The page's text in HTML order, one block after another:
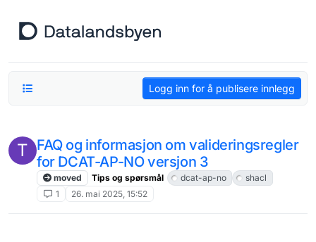
Logg inn for å publisere innlegg
T FAQ og informasjon om valideringsregler
for DCAT-AP-NO versjon 3
moved Tips og spørsmål dcat-ap-no
shacl
1
26. mai 2025, 15:52